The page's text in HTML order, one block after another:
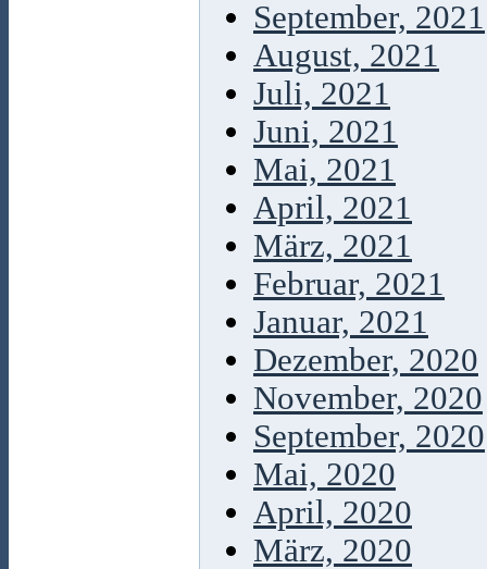
September, 2021
August, 2021
Juli, 2021
Juni, 2021
Mai, 2021
April, 2021
März, 2021
Februar, 2021
Januar, 2021
Dezember, 2020
November, 2020
September, 2020
Mai, 2020
April, 2020
März, 2020